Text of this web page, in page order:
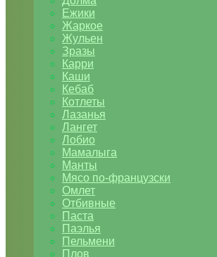
Ежики
Жаркое
Жульен
Зразы
Карри
Каши
Кебаб
Котлеты
Лазанья
Лангет
Лобио
Мамалыга
Манты
Мясо по-французски
Омлет
Отбивные
Паста
Паэлья
Пельмени
Плов